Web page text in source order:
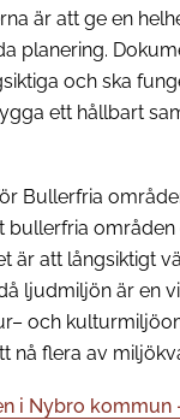
är att ge en
planering.
och ska
ett hållbart
Bullerfria
bullerfria områden
är att långsiktigt
ljudmiljön är en
och
nå flera av
i Nybro kommun